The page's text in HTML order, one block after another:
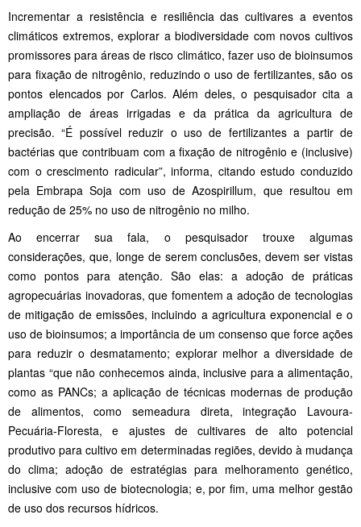
Incrementar a resistência e resiliência das cultivares a eventos
climáticos extremos, explorar a biodiversidade com novos cultivos
promissores para áreas de risco climático, fazer uso de bioinsumos
para fixação de nitrogênio, reduzindo o uso de fertilizantes, são os
pontos elencados por Carlos. Além deles, o pesquisador cita a
ampliação de áreas irrigadas e da prática da agricultura de
precisão. “É possível reduzir o uso de fertilizantes a partir de
bactérias que contribuam com a fixação de nitrogênio e (inclusive)
com o crescimento radicular”, informa, citando estudo conduzido
pela Embrapa Soja com uso de Azospirillum, que resultou em
redução de 25% no uso de nitrogênio no milho.
Ao encerrar sua fala, o pesquisador trouxe algumas
considerações, que, longe de serem conclusões, devem ser vistas
como pontos para atenção. São elas: a adoção de práticas
agropecuárias inovadoras, que fomentem a adoção de tecnologias
de mitigação de emissões, incluindo a agricultura exponencial e o
uso de bioinsumos; a importância de um consenso que force ações
para reduzir o desmatamento; explorar melhor a diversidade de
plantas “que não conhecemos ainda, inclusive para a alimentação,
como as PANCs; a aplicação de técnicas modernas de produção
de alimentos, como semeadura direta, integração Lavoura-
Pecuária-Floresta, e ajustes de cultivares de alto potencial
produtivo para cultivo em determinadas regiões, devido à mudança
do clima; adoção de estratégias para melhoramento genético,
inclusive com uso de biotecnologia; e, por fim, uma melhor gestão
de uso dos recursos hídricos.